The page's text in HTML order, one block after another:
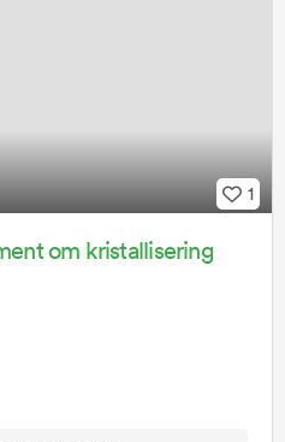
1
om kristallisering